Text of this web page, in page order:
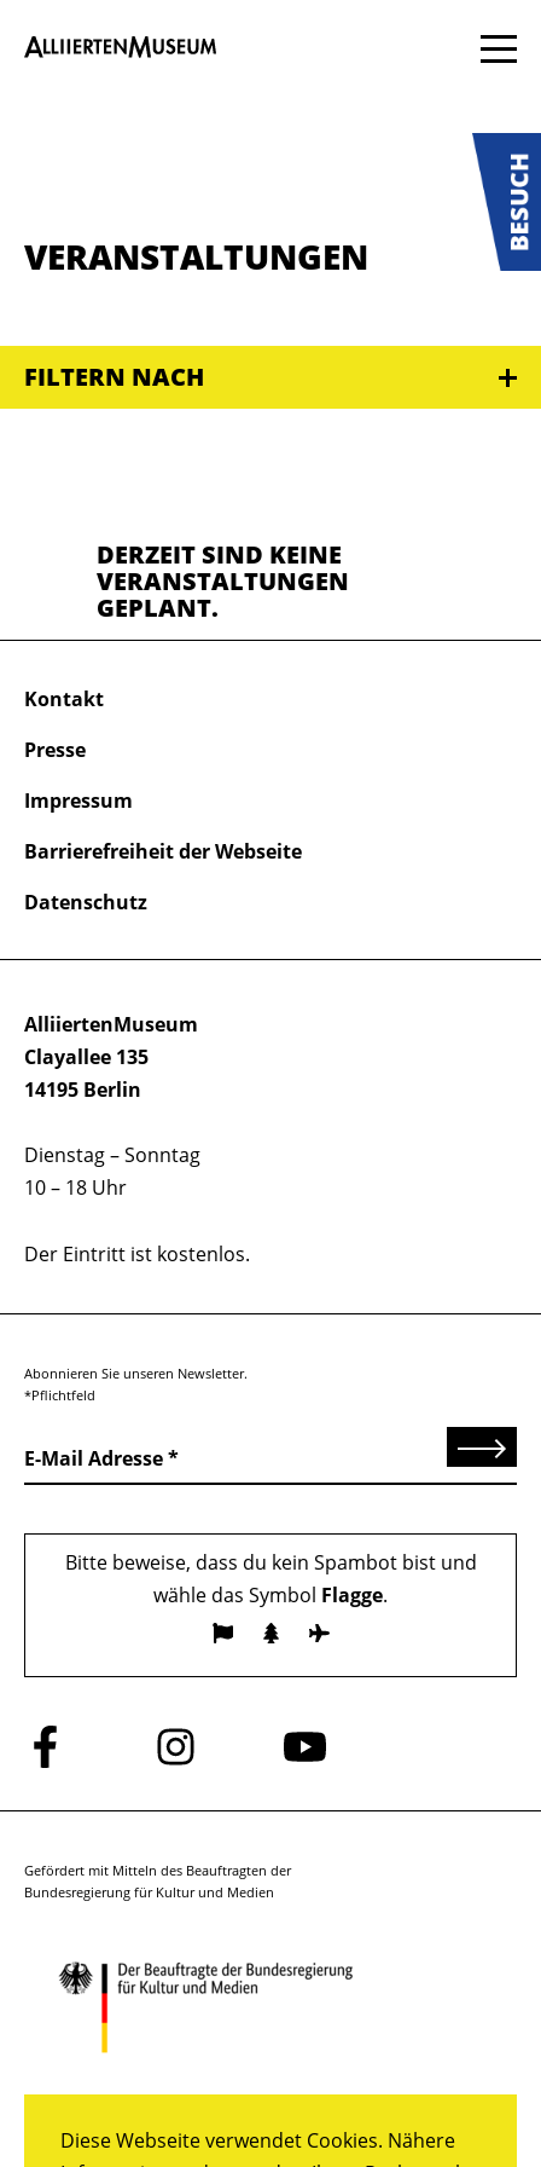
Diese Webseite verwendet Cookies. Nähere
VERANSTALTUNGEN
FILTERN NACH
DERZEIT SIND KEINE
VERANSTALTUNGEN
GEPLANT.
AlliiertenMuseum
Clayallee 135
14195 Berlin
Dienstag – Sonntag
10 – 18 Uhr
Der Eintritt ist kostenlos.
Kontakt
Presse
Impressum
Barrierefreiheit der Webseite
Datenschutz
Abonnieren Sie unseren Newsletter.
*Pflichtfeld
E-Mail Adresse Senden
Bitte beweise, dass du kein Spambot bist und
wähle das Symbol Flagge.
Folge
uns
auf
Folge
uns
auf
Folge
auf
Gefördert mit Mitteln des Beauftragten der
Bundesregierung für Kultur und Medien